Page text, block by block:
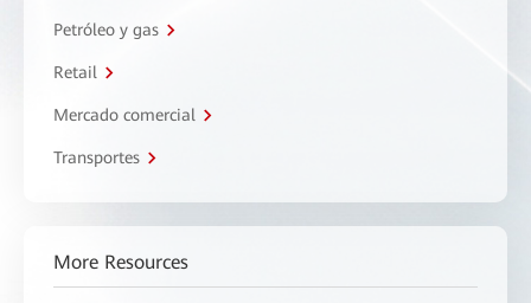
Petróleo y gas
Retail
Mercado comercial
Transportes
More Resources